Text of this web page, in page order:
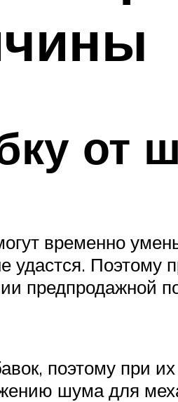
от
временно
Поэтому
предпродажной
поэтому при
шума для